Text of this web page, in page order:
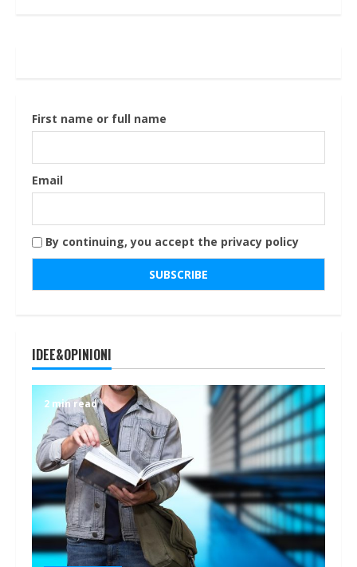
First name or full name
Email
By continuing, you accept the privacy policy
IDEE&OPINIONI
2 min read